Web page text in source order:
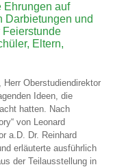
Ehrungen auf
Darbietungen und
Feierstunde
Eltern,
Oberstudiendirektor
Ideen, die
hatten. Nach
von Leonard
a.D. Dr. Reinhard
erläuterte ausführlich
der Teilausstellung in